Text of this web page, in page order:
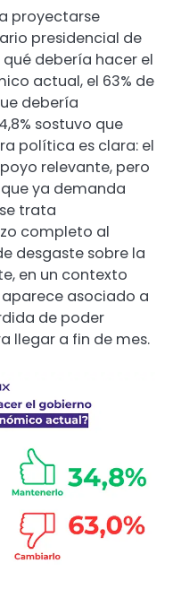
proyectarse
presidencial de
debería hacer el
actual, el 63% de
debería
sostuvo que
política es clara: el
relevante, pero
ya demanda
trata
completo al
desgaste sobre la
en un contexto
asociado a
de poder
llegar a fin de mes.